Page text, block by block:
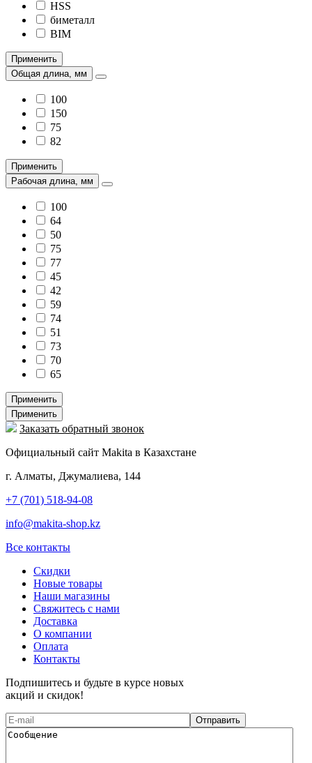
HSS
биметалл
BIM
Применить
Общая длина, мм
100
150
75
82
Применить
Рабочая длина, мм
100
64
50
75
77
45
42
59
74
51
73
70
65
Применить
Применить
Заказать обратный звонок
Официальный сайт Makita в Казахстане
г. Алматы, Джумалиева, 144
+7 (701) 518-94-08
info@makita-shop.kz
Все контакты
Скидки
Новые товары
Наши магазины
Свяжитесь с нами
Доставка
О компании
Оплата
Контакты
Подпишитесь и будьте в курсе новых
акций и скидок!
Отправить